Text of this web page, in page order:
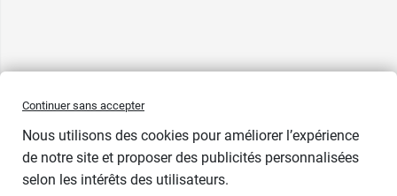
Continuer sans accepter
Nous utilisons des cookies pour améliorer l’expérience
de notre site et proposer des publicités personnalisées
selon les intérêts des utilisateurs.